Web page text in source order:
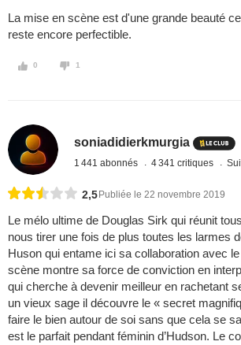
La mise en scène est d'une grande beauté
reste encore perfectible.
0 1
soniadidierkmurgia
1 441 abonnés 4 341 critiques
2,5 Publiée le 22 novembre 2019
Le mélo ultime de Douglas Sirk qui réunit
nous tirer une fois de plus toutes les larmes
Huson qui entame ici sa collaboration avec
scène montre sa force de conviction en
qui cherche à devenir meilleur en rachetant
un vieux sage il découvre le « secret
faire le bien autour de soi sans que cela se
est le parfait pendant féminin d’Hudson. Le